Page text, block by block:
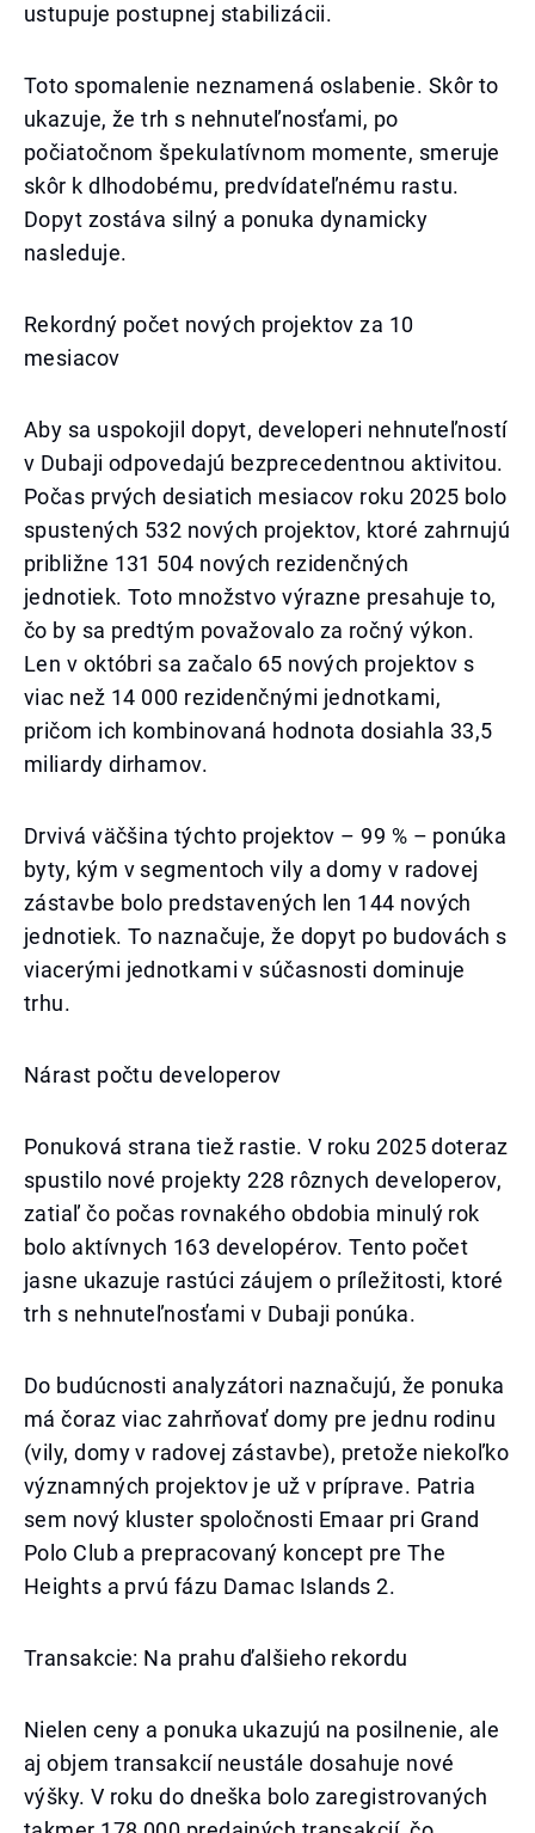
ustupuje postupnej stabilizácii.
Toto spomalenie neznamená oslabenie. Skôr to
ukazuje, že trh s nehnuteľnosťami, po
počiatočnom špekulatívnom momente, smeruje
skôr k dlhodobému, predvídateľnému rastu.
Dopyt zostáva silný a ponuka dynamicky
nasleduje.
Rekordný počet nových projektov za 10
mesiacov
Aby sa uspokojil dopyt, developeri nehnuteľností
v Dubaji odpovedajú bezprecedentnou aktivitou.
Počas prvých desiatich mesiacov roku 2025 bolo
spustených 532 nových projektov, ktoré zahrnujú
približne 131 504 nových rezidenčných
jednotiek. Toto množstvo výrazne presahuje to,
čo by sa predtým považovalo za ročný výkon.
Len v októbri sa začalo 65 nových projektov s
viac než 14 000 rezidenčnými jednotkami,
pričom ich kombinovaná hodnota dosiahla 33,5
miliardy dirhamov.
Drvivá väčšina týchto projektov – 99 % – ponúka
byty, kým v segmentoch vily a domy v radovej
zástavbe bolo predstavených len 144 nových
jednotiek. To naznačuje, že dopyt po budovách s
viacerými jednotkami v súčasnosti dominuje
trhu.
Nárast počtu developerov
Ponuková strana tiež rastie. V roku 2025 doteraz
spustilo nové projekty 228 rôznych developerov,
zatiaľ čo počas rovnakého obdobia minulý rok
bolo aktívnych 163 developérov. Tento počet
jasne ukazuje rastúci záujem o príležitosti, ktoré
trh s nehnuteľnosťami v Dubaji ponúka.
Do budúcnosti analyzátori naznačujú, že ponuka
má čoraz viac zahrňovať domy pre jednu rodinu
(vily, domy v radovej zástavbe), pretože niekoľko
významných projektov je už v príprave. Patria
sem nový kluster spoločnosti Emaar pri Grand
Polo Club a prepracovaný koncept pre The
Heights a prvú fázu Damac Islands 2.
Transakcie: Na prahu ďalšieho rekordu
Nielen ceny a ponuka ukazujú na posilnenie, ale
aj objem transakcií neustále dosahuje nové
výšky. V roku do dneška bolo zaregistrovaných